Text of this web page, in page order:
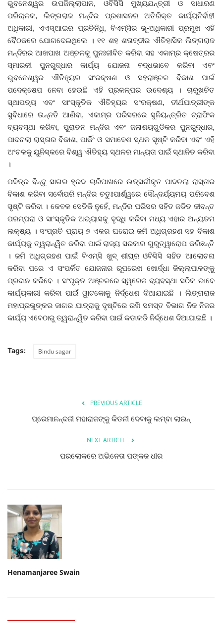
ଜିଲ୍ଲା
ଆପଣଙ୍କ କଲମରୁ
ମହାନଗର
ଅପରାଧ
ଖେଳ ଖବର
ବିଶେଷ
ଭୁବନେଶ୍ୱର ଉପଜିଲ୍ଲାପାଳ, ଓବିସିସି ମୁଖ୍ୟଯନ୍ତ୍ରୀ ଓ ସାଧାରଣ
ପରିଚାଳକ, ଲିଙ୍ଗରାଜ ମନ୍ଦିର ପ୍ରଶାସନର ଅତିରିକ୍ତ କାର୍ଯ୍ୟନିର୍ବାହୀ
ଅଧିକାରୀ, ଏଏସ୍‌ଆଇର ପ୍ରତିନିଧି, ବିଏମ୍‌ସିର ଭୂ-ଅଧିକାରୀ ପ୍ରମୁଖ ଏହି
ବୈଠକରେ ଯୋଗଦେଇଥିଲେ । ୧୧ ଶହ ଶତାବ୍ଦୀର ଐତିହାସିକ ଲିଙ୍ଗରାଜ
ମନ୍ଦିରର ଆଖପାଖ ଅଞ୍ଚଳକୁ ପୁନଃଜୀବିତ କରିବା ସହ ଏକାମ୍ର କ୍ଷେତ୍ରର
ସ୍ମାରକୀ ପୁନରୁଦ୍ଧାର କାର୍ଯ୍ୟ ଯୋଜନା ବଦ୍ଧଭାବେ କରିବା ଏବଂ
ଭୁବନେଶ୍ୱର ଐତିହ୍ୟର ସଂରକ୍ଷଣ ଓ ସହରାଞ୍ଚଳ ବିକାଶ ପାଇଁ
ପଦେକ୍ଷେପ ନେବା ହେଉଛି ଏହି ପ୍ରକଳ୍ପର ଉଦେଶ୍ୟ । ଚାରୁଖଚିତ
ସ୍ଥାପତ୍ୟ ଏବଂ ସାଂସ୍କୃତିକ ଐତିହ୍ୟର ସଂରକ୍ଷଣ, ତୀର୍ଥଯାତ୍ରୀଙ୍କ
ସୁବିଧାରେ ଉନ୍ନତି ଆଣିବା, ଏକାମ୍ର ପରିସରରେ ସୁନିୟନ୍ତ୍ରିତ ଟ୍ରାଫିକ
ବ୍ୟବସ୍ଥା କରିବା, ପୁରାତନ ମନ୍ଦିର ଏବଂ ଜଳାଶୟଗୁଡିକର ପୁନରୁଦ୍ଧାର,
ପାଦଚଲା ରାସ୍ତାର ବିକାଶ, ପାର୍କିଂ ଓ ସମାବେଶ ସ୍ଥଳ ସୃଷ୍ଟି କରିବା ଏବଂ ଏହି
ଅଂଚଳକୁ ୟୁନିସ୍କରେ ବିଶ୍ୱ ଐତିହ୍ୟ ସ୍ଥଳର ମାନ୍ୟତା ପାଇଁ ସ୍ଥାନିତ କରିବା
।
ପବିତ୍ର ବିନ୍ଦୁ ସାଗର ହ୍ରଦ ଚାରିପାଖରେ ଉତ୍ସର୍ଗୀକୃତ ପାଦଚଲା ରାସ୍ତାର
ବିକାଶ କରିବା ସର୍ବୋପରି ମନ୍ଦିର ଚତୁଃପାର୍ଶ୍ୱରେ ସୌନ୍ଦର୍ଯ୍ୟମୟ ପରିବେଶ
ସୃଷ୍ଟି କରିବା । କେବଳ ସେତିକି ନୁହେଁ, ମନ୍ଦିର ପରିସର ସହିତ ଜଡିତ ଜୀବନ୍ତ
ପରମ୍ପରା ଓ ସାଂସ୍କୃତିକ ଅଭ୍ୟାସକୁ ବୃଦ୍ଧି କରିବା ମଧ୍ୟ ଏହାର ଅନ୍ୟତମ
ଲକ୍ଷ୍ୟ । ସଂପ୍ରତି ପ୍ରାୟ ୭ ଏକର ଘରୋଇ ଜମି ଅଧିଗ୍ରହଣ ସହ ବିକାଶ
କାର୍ଯ୍ୟକୁ ତ୍ୱରାନ୍ୱିତ କରିବା ପାଇଁ ରାଜ୍ୟ ସରକାର ଗୁରୁତ୍ୱାରୋପ କରିଛନ୍ତି
। ଜମି ଅଧିଗ୍ରହଣ ପାଇଁ ବିଏମ୍‌ସି ଖୁବ୍‌ ଶୀଘ୍ର ଓବିସିସି ସହିତ ଆଲୋଚନା
କରିବା ପରେ ଏ ସଂପର୍କିତ ଯୋଜନାର ରୂପରେଖ ଖୋର୍ଦ୍ଧା ଜିଲ୍ଲାପାଳଙ୍କୁ
ପ୍ରଦାନ କରିବେ । ସଂପୃକ୍ତ ଅଞ୍ଚଳରେ ସ୍ୱରେଜ ବ୍ୟବସ୍ଥା ସଠିକ ଭାବେ
କାର୍ଯ୍ୟକାରୀ କରିବା ପାଇଁ ୱାଟକୋକୁ ନିର୍ଦ୍ଧେଶ ଦିଆଯାଇଛି । ଲିଙ୍ଗରାଜ
ମହାପ୍ରଭୁଙ୍କର ଜାଗର ଯାତ୍ରାକୁ ଦୃଷ୍ଟିରେ ରଖି ସମସ୍ତ ବିଭାଗ ନିଜ ନିଜର
କାର୍ଯ୍ୟ ଏବେଠାରୁ ତ୍ୱରାନ୍ୱିତ କରିବା ପାଇଁ କଡାକଡି ନିର୍ଦ୍ଧେଶ ଦିଆଯାଇଛି ।
Tags: Bindu sagar
PREVIOUS ARTICLE
ପ୍ରେମାନନ୍ଦଜୀ ମହାରାଜଙ୍କୁ କିଡନୀ ଦେବାକୁ ଲମ୍ବା ଲାଇନ୍‌
NEXT ARTICLE
ପରଲୋକରେ ଅଭିନେତା ପଙ୍କଜ ଧୀର
Henamanjaree Swain